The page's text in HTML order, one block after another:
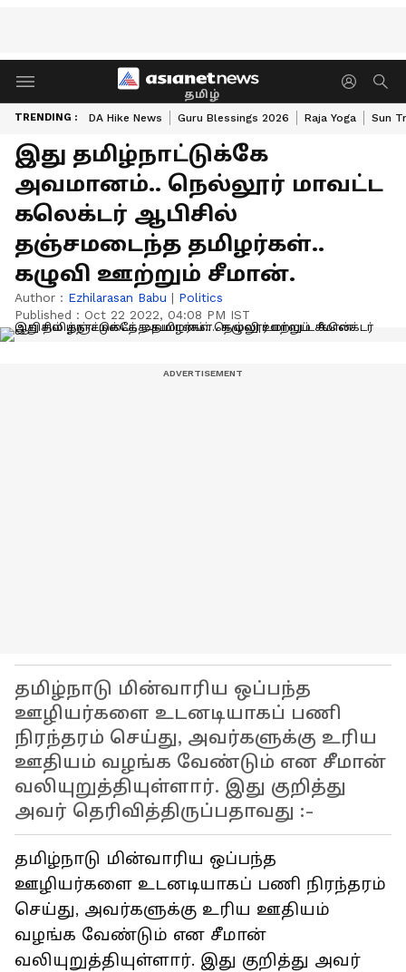
தமிழ்
TRENDING : DA Hike News Guru Blessings 2026 Raja Yoga Sun
இது தமிழ்நாட்டுக்கே
அவமானம்.. நெல்லூர் மாவட்ட
கலெக்டர் ஆபிசில்
தஞ்சமடைந்த தமிழர்கள்..
கழுவி ஊற்றும் சீமான்.
Author : Ezhilarasan Babu | Politics
Published : Oct 22 2022, 04:08 PM IST
தமிழ்நாடு மின்வாரிய ஒப்பந்த
ஊழியர்களை உடனடியாகப் பணி
நிரந்தரம் செய்து, அவர்களுக்கு உரிய
ஊதியம் வழங்க வேண்டும் என சீமான்
வலியுறுத்தியுள்ளார். இது குறித்து
அவர் தெரிவித்திருப்பதாவது :-
தமிழ்நாடு மின்வாரிய ஒப்பந்த
ஊழியர்களை உடனடியாகப் பணி நிரந்தரம்
செய்து, அவர்களுக்கு உரிய ஊதியம்
வழங்க வேண்டும் என சீமான்
வலியுறுத்தியுள்ளார். இது குறித்து அவர்